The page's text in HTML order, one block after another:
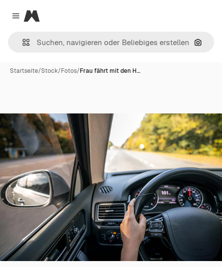
Close menu
Magnific
Nach
Startseite/Stock/Fotos/Frau fährt mit den H…